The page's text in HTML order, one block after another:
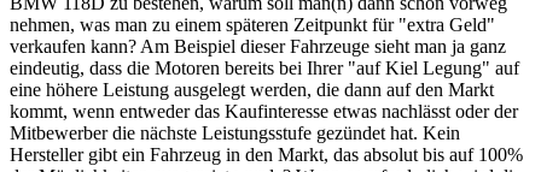
nehmen, was man zu einem späteren Zeitpunkt für "extra Geld"
verkaufen kann? Am Beispiel dieser Fahrzeuge sieht man ja ganz
eindeutig, dass die Motoren bereits bei Ihrer "auf Kiel Legung" auf
eine höhere Leistung ausgelegt werden, die dann auf den Markt
kommt, wenn entweder das Kaufinteresse etwas nachlässt oder der
Mitbewerber die nächste Leistungsstufe gezündet hat. Kein
Hersteller gibt ein Fahrzeug in den Markt, das absolut bis auf 100%